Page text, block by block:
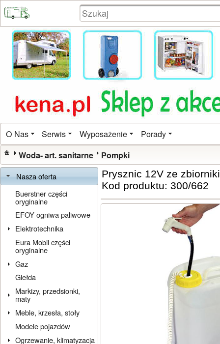
O Nas Serwis Wyposażenie Porady
Woda- art. sanitarne Pompki
Nasza oferta
Buerstner części
oryginalne
EFOY ogniwa paliwowe
Elektrotechnika
Eura Mobil części
oryginalne
Gaz
Giełda
Markizy, przedsionki,
maty
Meble, krzesła, stoły
Modele pojazdów
Ogrzewanie, klimatyzacja
Prysznic 12V ze
Kod produktu: 300/662